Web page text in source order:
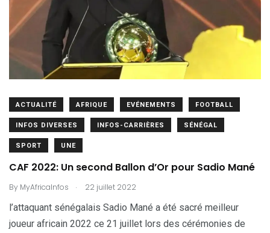
ACTUALITÉ AFRIQUE EVÉNEMENTS FOOTBALL
INFOS DIVERSES INFOS-CARRIÈRES SÉNÉGAL
SPORT UNE
CAF 2022: Un second Ballon d’Or pour Sadio Mané
By MyAfricaInfos . 22 juillet 2022
l’attaquant sénégalais Sadio Mané a été sacré meilleur
joueur africain 2022 ce 21 juillet lors des cérémonies de